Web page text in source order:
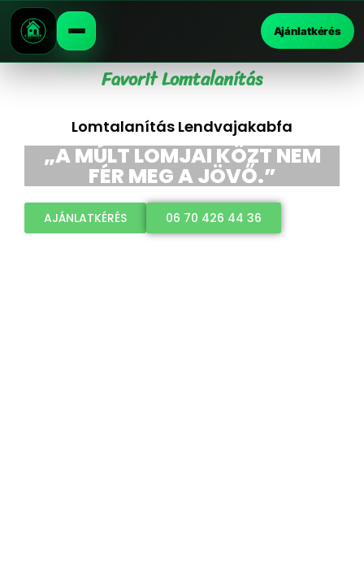
Ajánlatkérés
Favorit Lomtalanítás
Lomtalanítás Lendvajakabfa
„A MÚLT LOMJAI KÖZT NEM
FÉR MEG A JÖVŐ.”
AJÁNLATKÉRÉS 06 70 426 44 36